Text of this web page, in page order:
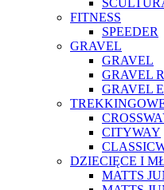
FITNESS
SPEEDER
GRAVEL
GRAVEL
GRAVEL
GRAVEL
CITYWAY
DZIECIĘCE I
MATTS